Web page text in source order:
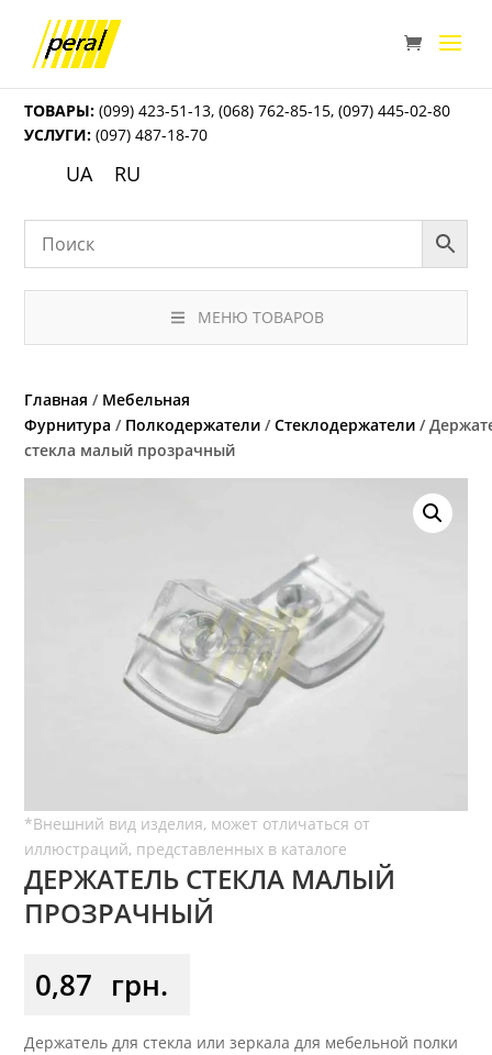
ТОВАРЫ: (099) 423-51-13,(068) 762-85-15,(097) 445-02-80
УСЛУГИ: (097) 487-18-70
UA RU
МЕНЮ ТОВАРОВ
Главная / Мебельная
Фурнитура / Полкодержатели /Стеклодержатели /
стекла малый прозрачный
ДЕРЖАТЕЛЬ СТЕКЛА МАЛЫЙ
ПРОЗРАЧНЫЙ
0,87 грн.
Держатель для стекла или зеркала для мебельной полки